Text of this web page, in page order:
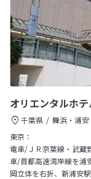
オリエンタルホ
千葉県 舞浜・浦安
東京：
電車/ＪＲ京葉線・武蔵
車/首都高速湾岸線を浦
岡立体を右折、新浦安